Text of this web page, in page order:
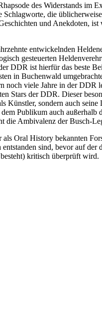
des Widerstands im
die
und Anekdoten,
entwickelnden
gesteuerten
DDR ist hierfür das beste
in Buchenwald
viele Jahre in der DDR
Stars der DDR. Dieser
sondern auch
Publikum auch außerhalb
die Ambivalenz der Busch-
Oral History bekannten
sind, bevor auf der
kritisch überprüft wird.